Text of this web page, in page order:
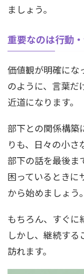
ましょう。
重要なのは行動
価値観が明確にな
のように、言葉だ
近道になります。
部下との関係構築
りも、日々の小さ
部下の話を最後ま
困っているときに
から始めましょう。
もちろん、すぐに
しかし、継続す
訪れます。